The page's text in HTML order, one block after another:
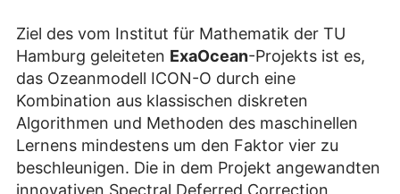
Ziel des vom Institut für Mathematik der TU
Hamburg geleiteten ExaOcean-Projekts ist es,
das Ozeanmodell ICON-O durch eine
Kombination aus klassischen diskreten
Algorithmen und Methoden des maschinellen
Lernens mindestens um den Faktor vier zu
beschleunigen. Die in dem Projekt angewandten